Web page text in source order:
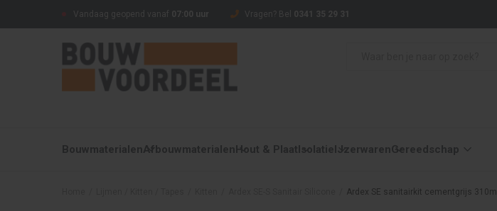
Vandaag geopend vanaf 07:00 uur Vragen? Bel 0341 35 29 31
BouwmaterialenAfbouwmaterialenHout & PlaatIsolatieIJzerwarenGereedschap
Ardex SE sanitairkit cementgrijs 310ml